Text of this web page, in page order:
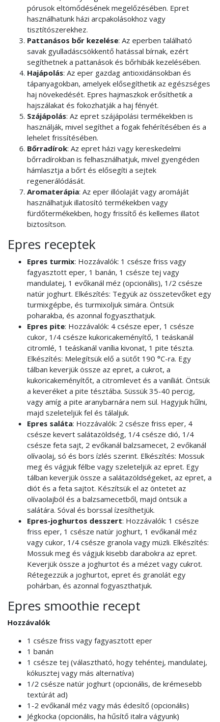
pórusok eltömődésének megelőzésében. Epret
használhatunk házi arcpakolásokhoz vagy
tisztítószerekhez.
Pattanásos bőr kezelése: Az eperben található
savak gyulladáscsökkentő hatással bírnak, ezért
segíthetnek a pattanások és bőrhibák kezelésében.
Hajápolás: Az eper gazdag antioxidánsokban és
tápanyagokban, amelyek elősegíthetik az egészséges
haj növekedését. Epres hajmaszkok erősíthetik a
hajszálakat és fokozhatják a haj fényét.
Szájápolás: Az epret szájápolási termékekben is
használják, mivel segíthet a fogak fehérítésében és a
lehelet frissítésében.
Bőrradírok: Az epret házi vagy kereskedelmi
bőrradírokban is felhasználhatjuk, mivel gyengéden
hámlasztja a bőrt és elősegíti a sejtek
regenerálódását.
Aromaterápia: Az eper illóolaját vagy aromáját
használhatjuk illatosító termékekben vagy
fürdőtermékekben, hogy frissítő és kellemes illatot
biztosítson.
Epres receptek
Epres turmix: Hozzávalók: 1 csésze friss vagy
fagyasztott eper, 1 banán, 1 csésze tej vagy
mandulatej, 1 evőkanál méz (opcionális), 1/2 csésze
natúr joghurt. Elkészítés: Tegyük az összetevőket egy
turmixgépbe, és turmixoljuk simára. Öntsük
poharakba, és azonnal fogyaszthatjuk.
Epres pite: Hozzávalók: 4 csésze eper, 1 csésze
cukor, 1/4 csésze kukoricakeményítő, 1 teáskanál
citromlé, 1 teáskanál vanília kivonat, 1 pite tészta.
Elkészítés: Melegítsük elő a sütőt 190 °C-ra. Egy
tálban keverjük össze az epret, a cukrot, a
kukoricakeményítőt, a citromlevet és a vaníliát. Öntsük
a keveréket a pite tésztába. Süssük 35-40 percig,
vagy amíg a pite aranybarnára nem sül. Hagyjuk hűlni,
majd szeleteljük fel és tálaljuk.
Epres saláta: Hozzávalók: 2 csésze friss eper, 4
csésze kevert salátazöldség, 1/4 csésze dió, 1/4
csésze feta sajt, 2 evőkanál balzsamecet, 2 evőkanál
olívaolaj, só és bors ízlés szerint. Elkészítés: Mossuk
meg és vágjuk félbe vagy szeleteljük az epret. Egy
tálban keverjük össze a salátazöldségeket, az epret, a
diót és a feta sajtot. Készítsük el az öntetet az
olívaolajból és a balzsamecetből, majd öntsük a
salátára. Sóval és borssal ízesíthetjük.
Epres-joghurtos desszert: Hozzávalók: 1 csésze
friss eper, 1 csésze natúr joghurt, 1 evőkanál méz
vagy cukor, 1/4 csésze granola vagy müzli. Elkészítés:
Mossuk meg és vágjuk kisebb darabokra az epret.
Keverjük össze a joghurtot és a mézet vagy cukrot.
Rétegezzük a joghurtot, epret és granolát egy
pohárban, és azonnal fogyaszthatjuk.
Epres smoothie recept
Hozzávalók
1 csésze friss vagy fagyasztott eper
1 banán
1 csésze tej (választható, hogy tehéntej, mandulatej,
kókusztej vagy más alternatíva)
1/2 csésze natúr joghurt (opcionális, de krémesebb
textúrát ad)
1-2 evőkanál méz vagy más édesítő (opcionális)
Jégkocka (opcionális, ha hűsítő italra vágyunk)